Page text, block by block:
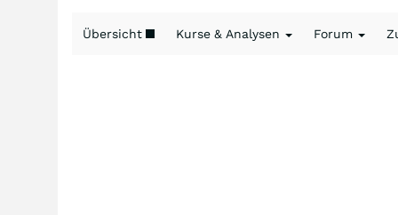
Übersicht Kurse & Analysen Forum